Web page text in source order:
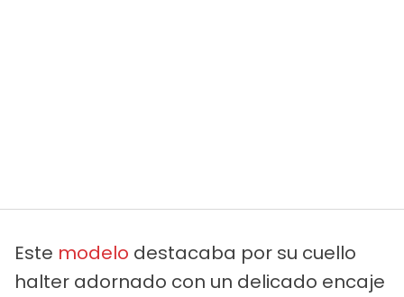
Este modelo destacaba por su cuello
halter adornado con un delicado encaje